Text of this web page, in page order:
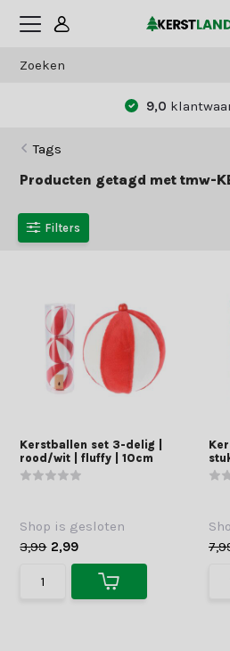
9,0
Tags
Producten getagd met tmw-
Filters
Kerstballen set 3-delig |
rood/wit | fluffy | 10cm
Shop is gesloten
3,99 2,99